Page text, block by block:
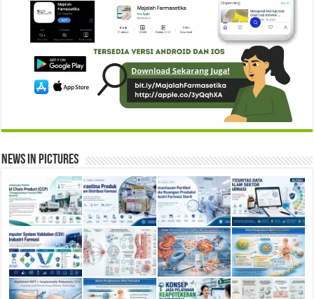
News in Pictures